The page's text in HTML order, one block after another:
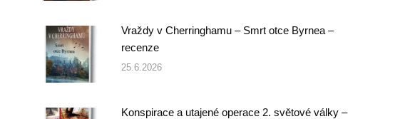
Vraždy v Cherringhamu – Smrt otce Byrnea –
recenze
25.6.2026
Konspirace a utajené operace 2. světové války –